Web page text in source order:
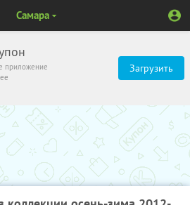
приложение
Загрузить
Самара